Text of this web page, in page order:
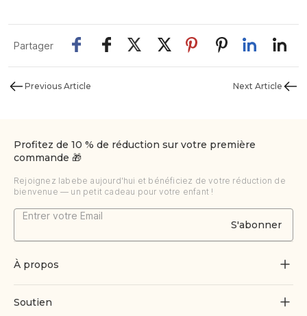
Partager
Previous Article Next Article
Profitez de 10 % de réduction sur votre première
commande 🎁
Rejoignez labebe aujourd'hui et bénéficiez de votre réduction de
bienvenue — un petit cadeau pour votre enfant !
S'abonner
À propos
Soutien